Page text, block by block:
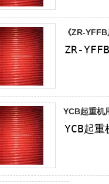
《ZR-
YCB起重机